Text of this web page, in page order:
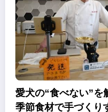
愛犬の“食べない”を
季節食材で手づくり